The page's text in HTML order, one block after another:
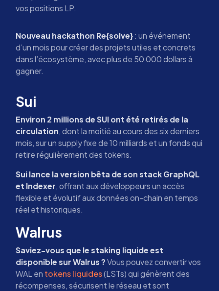
vos positions LP.
Nouveau hackathon Re{solve}: un événement
d’un mois pour créer des projets utiles et concrets
dans l’écosystème, avec plus de 50 000 dollars à
gagner.
Sui
Environ 2 millions de SUI ont été retirés de la
circulation, dont la moitié au cours des six derniers
mois, sur un supply fixe de 10 milliards et un fonds qui
retire régulièrement des tokens.
Sui lance la version bêta de son stack GraphQL
et Indexer, offrant aux développeurs un accès
flexible et évolutif aux données on-chain en temps
réel et historiques.
Walrus
Saviez-vous que le staking liquide est
disponible sur Walrus ?Vous pouvez convertir vos
WAL en tokens liquides(LSTs) qui génèrent des
récompenses, sécurisent le réseau et sont